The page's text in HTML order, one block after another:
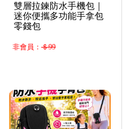
雙層拉鍊防水手機包｜
迷你便攜多功能手拿包
零錢包
非會員：＄99